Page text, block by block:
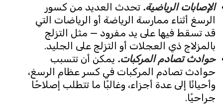
الإصابات الرياضية.تحدث العديد من كسور
الرسغ أثناء ممارسة الرياضة أو الرياضات التي
قد تسقط فيها على يد مفرود — مثل التزلج
بالمزلاج ذي العجلات أو التزلج على الجليد.
حوادث تصادم المركبات.يمكن أن تتسبب
حوادث تصادم المركبات في كسر عظام الرسغ،
وأحيانًا إلى عدة أجزاء، وغالبًا ما تتطلب إصلاحًا
جراحيًا.